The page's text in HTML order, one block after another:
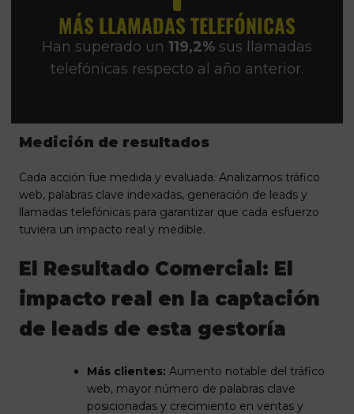
MÁS LLAMADAS TELEFÓNICAS
Han superado un 119,2% sus llamadas
telefónicas respecto al año anterior.
Medición de resultados
Cada acción fue medida y evaluada. Analizamos tráfico
web, palabras clave indexadas, generación de leads y
llamadas telefónicas para garantizar que cada esfuerzo
tuviera un impacto real y medible.
El Resultado Comercial: El
impacto real en la captación
de leads de esta gestoría
Más clientes: Aumento notable del tráfico
web, mayor número de palabras clave
posicionadas y crecimiento en ventas y